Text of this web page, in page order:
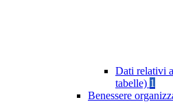
Dati relativi
tabelle) 1
Benessere